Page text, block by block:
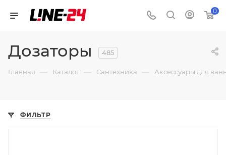
0
Дозаторы 485
Главная — Каталог — Сантехника — Аксессуары для
ФИЛЬТР